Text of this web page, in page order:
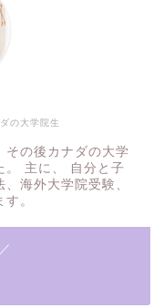
の大学院生
その後カナダの大学
。 主に、 自分と子
海外大学院受験、
。